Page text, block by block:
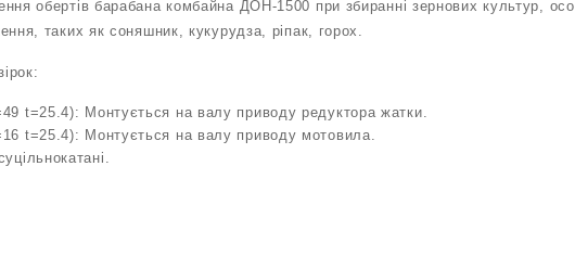
обертів барабана комбайна ДОН-1500 при збиранні зернових культур,
таких як соняшник, кукурудза, ріпак, горох.
t=25.4): Монтується на валу приводу редуктора жатки.
t=25.4): Монтується на валу приводу мотовила.